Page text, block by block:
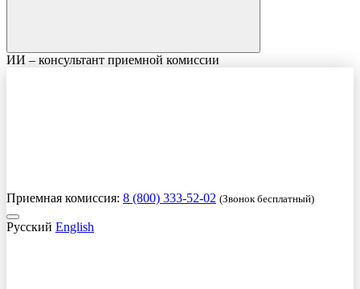
ИИ – консультант приемной комиссии
Приемная комиссия: 8 (800) 333-52-02 (Звонок бесплатный)
Русский English